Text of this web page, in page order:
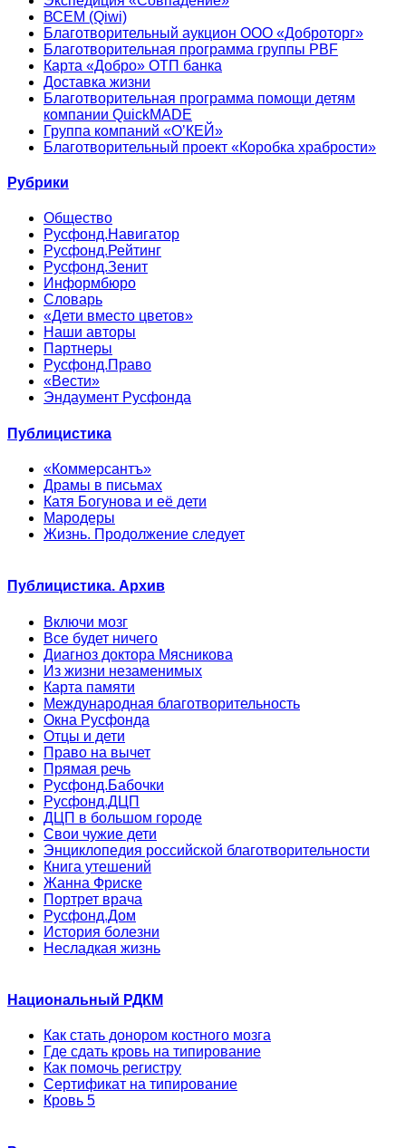
ВСЕМ (Qiwi)
Благотворительный аукцион ООО «Доброторг»
Благотворительная программа группы PBF
Карта «Добро» ОТП банка
Доставка жизни
Благотворительная программа помощи детям
компании QuickMADE
Группа компаний «О’КЕЙ»
Благотворительный проект «Коробка храбрости»
Рубрики
Общество
Русфонд.Навигатор
Русфонд.Рейтинг
Русфонд.Зенит
Информбюро
Словарь
«Дети вместо цветов»
Наши авторы
Партнеры
Русфонд.Право
«Вести»
Эндаумент Русфонда
Публицистика
«Коммерсантъ»
Драмы в письмах
Катя Богунова и её дети
Мародеры
Жизнь. Продолжение следует
Публицистика. Архив
Включи мозг
Все будет ничего
Диагноз доктора Мясникова
Из жизни незаменимых
Карта памяти
Международная благотворительность
Окна Русфонда
Отцы и дети
Право на вычет
Прямая речь
Русфонд.Бабочки
Русфонд.ДЦП
ДЦП в большом городе
Свои чужие дети
Энциклопедия российской благотворительности
Книга утешений
Жанна Фриске
Портрет врача
Русфонд.Дом
История болезни
Несладкая жизнь
Национальный РДКМ
Как стать донором костного мозга
Где сдать кровь на типирование
Как помочь регистру
Сертификат на типирование
Кровь 5